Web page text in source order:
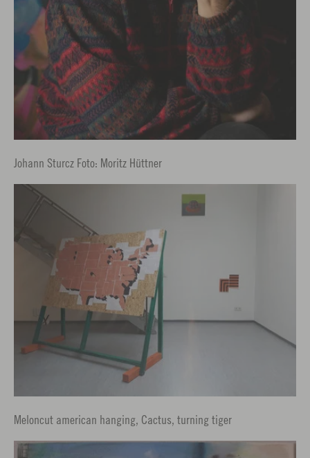
Johann Sturcz Foto: Moritz Hüttner
Meloncut american hanging, Cactus, turning tiger